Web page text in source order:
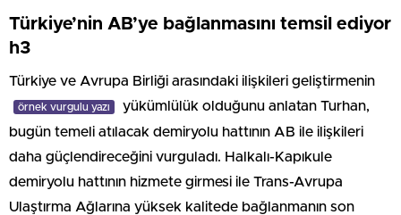
Türkiye’nin AB’ye bağlanmasını temsil ediyor
h3
Türkiye ve Avrupa Birliği arasındaki ilişkileri geliştirmenin
örnek vurgulu yazı
yükümlülük olduğunu anlatan Turhan,
bugün temeli atılacak demiryolu hattının AB ile ilişkileri
daha güçlendireceğini vurguladı. Halkalı-Kapıkule
demiryolu hattının hizmete girmesi ile Trans-Avrupa
Ulaştırma Ağlarına yüksek kalitede bağlanmanın son